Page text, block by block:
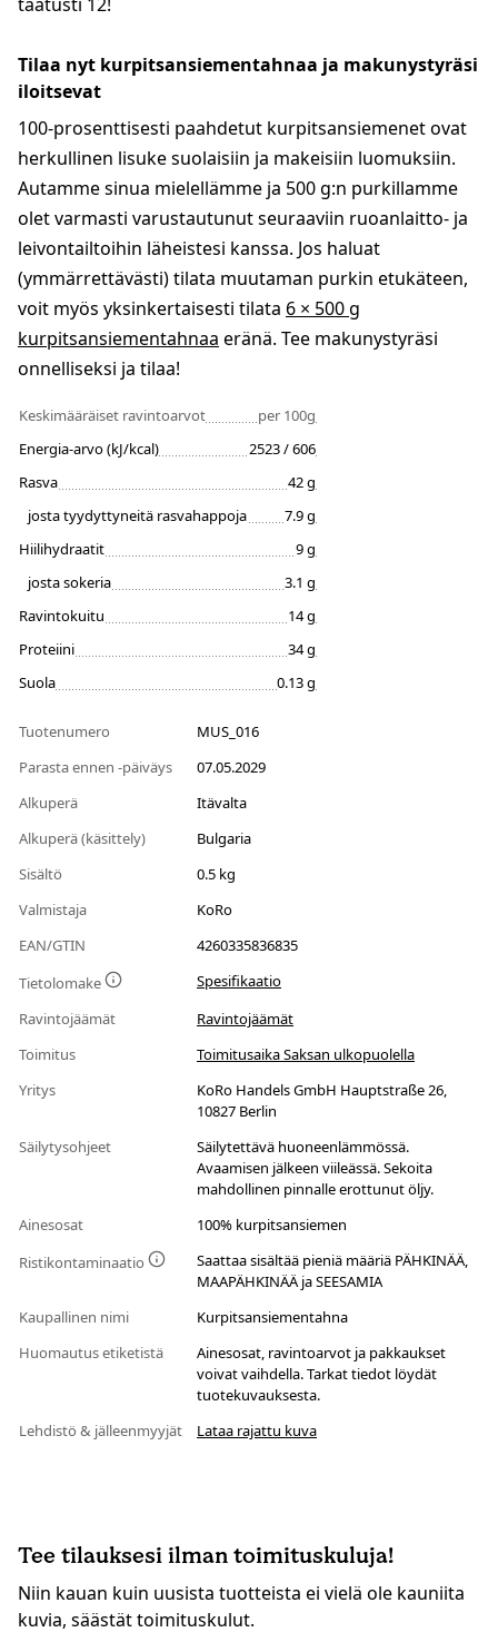
Tilaa nyt kurpitsansiementahnaa ja makunystyräsi
iloitsevat
100-prosenttisesti paahdetut kurpitsansiemenet ovat
herkullinen lisuke suolaisiin ja makeisiin luomuksiin.
Autamme sinua mielellämme ja 500 g:n purkillamme
olet varmasti varustautunut seuraaviin ruoanlaitto- ja
leivontailtoihin läheistesi kanssa. Jos haluat
(ymmärrettävästi) tilata muutaman purkin etukäteen,
voit myös yksinkertaisesti tilata 6 × 500 g
kurpitsansiementahnaa eränä. Tee makunystyräsi
onnelliseksi ja tilaa!
Keskimääräiset ravintoarvot
per 100g
Energia-arvo (kJ/kcal)
2523 / 606
Rasva
42 g
josta tyydyttyneitä rasvahappoja
7.9 g
Hiilihydraatit
9 g
josta sokeria
3.1 g
Ravintokuitu
14 g
Proteiini
34 g
Suola
0.13 g
Tuotenumero
MUS_016
Parasta ennen -päiväys
07.05.2029
Alkuperä
Itävalta
Alkuperä (käsittely)
Bulgaria
Sisältö
0.5 kg
Valmistaja
KoRo
EAN/GTIN
4260335836835
Tietolomake
Spesifikaatio
Ravintojäämät
Ravintojäämät
Toimitus
Toimitusaika Saksan ulkopuolella
Yritys
KoRo Handels GmbH Hauptstraße 26,
10827 Berlin
Säilytysohjeet
Säilytettävä huoneenlämmössä.
Avaamisen jälkeen viileässä. Sekoita
mahdollinen pinnalle erottunut öljy.
Ainesosat
100% kurpitsansiemen
Ristikontaminaatio
Saattaa sisältää pieniä määriä PÄHKINÄÄ,
MAAPÄHKINÄÄ ja SEESAMIA
Kaupallinen nimi
Kurpitsansiementahna
Huomautus etiketistä
Ainesosat, ravintoarvot ja pakkaukset
voivat vaihdella. Tarkat tiedot löydät
tuotekuvauksesta.
Lehdistö & jälleenmyyjät
Lataa rajattu kuva
Tee tilauksesi ilman toimituskuluja!
Niin kauan kuin uusista tuotteista ei vielä ole kauniita
kuvia, säästät toimituskulut.